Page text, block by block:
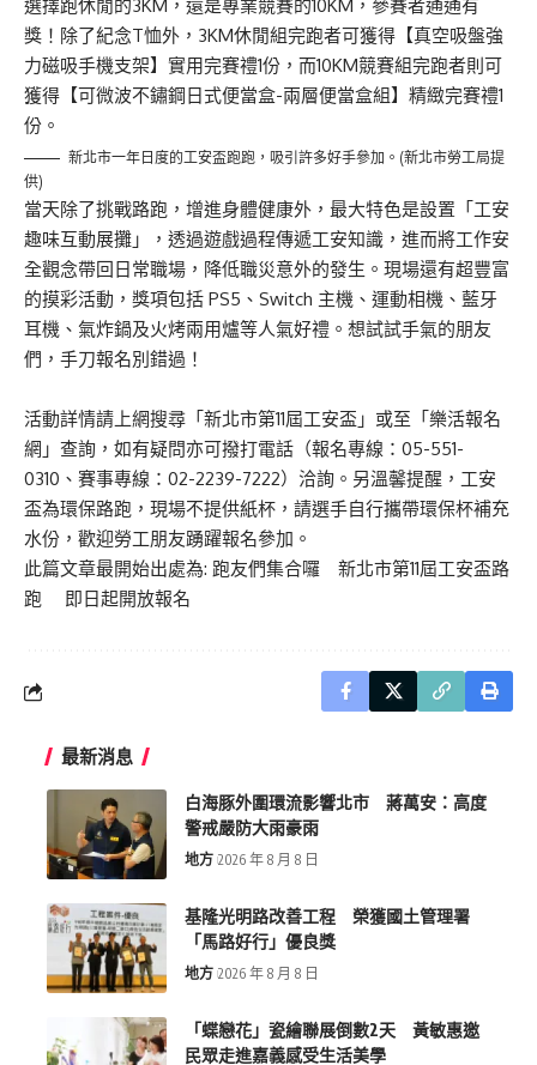
選擇跑休閒的3KM，還是專業競賽的10KM，參賽者通通有
獎！除了紀念T恤外，3KM休閒組完跑者可獲得【真空吸盤強
力磁吸手機支架】實用完賽禮1份，而10KM競賽組完跑者則可
獲得【可微波不鏽鋼日式便當盒-兩層便當盒組】精緻完賽禮1
份。
新北市一年日度的工安盃跑跑，吸引許多好手參加。(新北市勞工局提
供)
當天除了挑戰路跑，增進身體健康外，最大特色是設置「工安
趣味互動展攤」，透過遊戲過程傳遞工安知識，進而將工作安
全觀念帶回日常職場，降低職災意外的發生。現場還有超豐富
的摸彩活動，獎項包括 PS5、Switch 主機、運動相機、藍牙
耳機、氣炸鍋及火烤兩用爐等人氣好禮。想試試手氣的朋友
們，手刀報名別錯過！
活動詳情請上網搜尋「新北市第11屆工安盃」或至「樂活報名
網 」查詢，如有疑問亦可撥打電話（報名專線：05-551-
0310、賽事專線：02-2239-7222）洽詢。另溫馨提醒，工安
盃為環保路跑，現場不提供紙杯，請選手自行攜帶環保杯補充
水份，歡迎勞工朋友踴躍報名參加。
此篇文章最開始出處為: 跑友們集合囉 新北市第11屆工安盃路
跑 即日起開放報名
最新消息
白海豚外圍環流影響北市 蔣萬安：高度
警戒嚴防大雨豪雨
地方 2026 年 8 月 8 日
基隆光明路改善工程 榮獲國土管理署
「馬路好行」優良獎
地方 2026 年 8 月 8 日
「蝶戀花」瓷繪聯展倒數2天 黃敏惠邀
民眾走進嘉義感受生活美學